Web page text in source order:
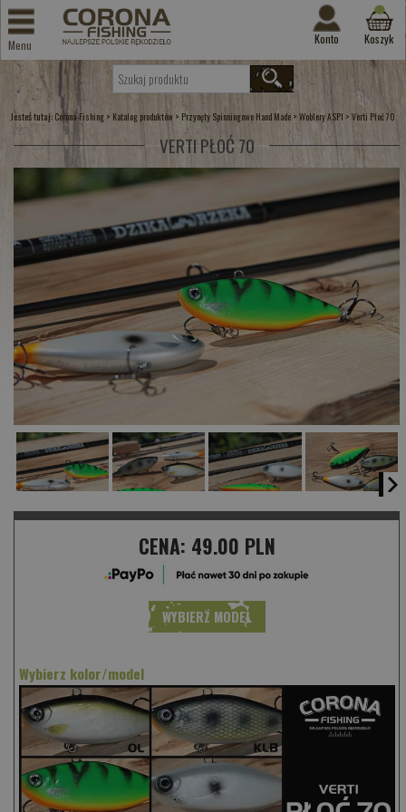
Menu Konto Koszyk
Jesteś tutaj: Corona-Fishing > Katalog produktów > Przynęty Spinningowe Hand Made >Woblery ASPI >Verti Płoć 70
VERTI PŁOĆ 70
CENA: 49.00 PLN
WYBIERZ MODEL
Wybierz kolor/model